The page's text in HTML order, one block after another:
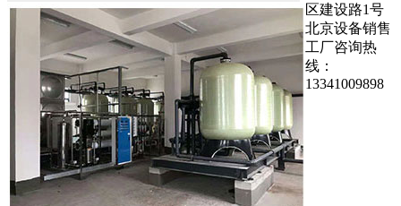
区建设路1号
北京设备销售
工厂咨询热
线：
13341009898